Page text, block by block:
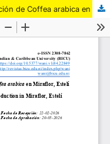
Prácticas fitosanitarias en la producción de Coffea arabica en Miraflor, Estelí